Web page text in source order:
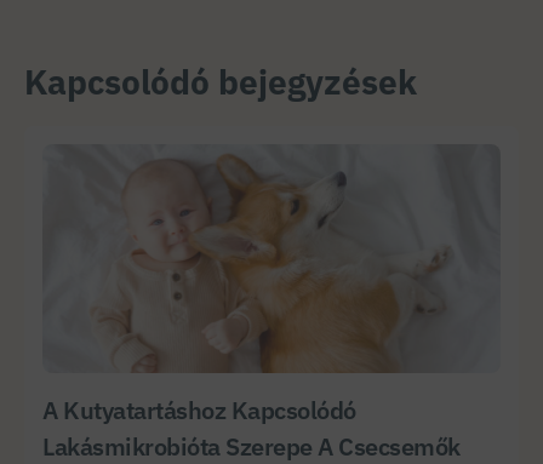
Kapcsolódó bejegyzések
A Kutyatartáshoz Kapcsolódó
Lakásmikrobióta Szerepe A Csecsemők